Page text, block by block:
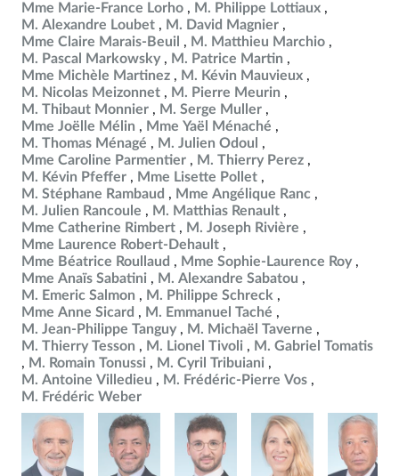
Mme Marie-France Lorho
M. Philippe Lottiaux
M. Alexandre Loubet
M. David Magnier
Mme Claire Marais-Beuil
M. Matthieu Marchio
M. Pascal Markowsky
M. Patrice Martin
Mme Michèle Martinez
M. Kévin Mauvieux
M. Nicolas Meizonnet
M. Pierre Meurin
M. Thibaut Monnier
M. Serge Muller
Mme Joëlle Mélin
Mme Yaël Ménaché
M. Thomas Ménagé
M. Julien Odoul
Mme Caroline Parmentier
M. Thierry Perez
M. Kévin Pfeffer
Mme Lisette Pollet
M. Stéphane Rambaud
Mme Angélique Ranc
M. Julien Rancoule
M. Matthias Renault
Mme Catherine Rimbert
M. Joseph Rivière
Mme Laurence Robert-Dehault
Mme Béatrice Roullaud
Mme Sophie-Laurence Roy
Mme Anaïs Sabatini
M. Alexandre Sabatou
M. Emeric Salmon
M. Philippe Schreck
Mme Anne Sicard
M. Emmanuel Taché
M. Jean-Philippe Tanguy
M. Michaël Taverne
M. Thierry Tesson
M. Lionel Tivoli
M. Gabriel Tomatis
M. Romain Tonussi
M. Cyril Tribuiani
M. Antoine Villedieu
M. Frédéric-Pierre Vos
M. Frédéric Weber